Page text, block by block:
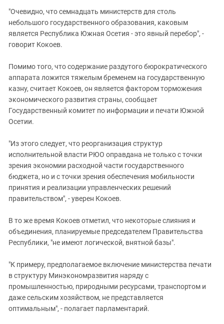
"Очевидно, что семнадцать министерств для столь
небольшого государственного образования, каковым
является Республика Южная Осетия - это явный перебор", -
говорит Кокоев.
Помимо того, что содержание раздутого бюрократического
аппарата ложится тяжелым бременем на государственную
казну, считает Кокоев, он является фактором торможения
экономического развития страны, сообщает
Государственный комитет по информации и печати Южной
Осетии.
"Из этого следует, что реорганизация структур
исполнительной власти РЮО оправдана не только с точки
зрения экономии расходной части государственного
бюджета, но и с точки зрения обеспечения мобильности
принятия и реализации управленческих решений
правительством", - уверен Кокоев.
В то же время Кокоев отметил, что некоторые слияния и
объединения, планируемые председателем Правительства
Республики, "не имеют логической, внятной базы".
"К примеру, предполагаемое включение министерства печати
в структуру Минэкономразвития наряду с
промышленностью, природными ресурсами, транспортом и
даже сельским хозяйством, не представляется
оптимальным", - полагает парламентарий.